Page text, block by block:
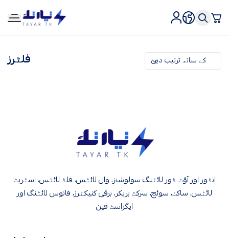
tirtk
فلٹرز
انڈور اور آؤٹ ڈور لائٹنگ سولوشنز، وال لائٹس، فلڈ لائٹس، اسٹریٹ
لائٹس، ساکٹ، سوئچ، سرکٹ بریکر، برقی کنیکٹرز، فانوس لائٹنگ اور
ایگزاسٹ فین